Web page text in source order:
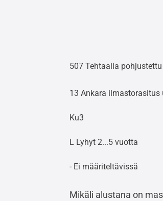
507 Tehtaalla
13 Ankara ilmastorasitus
Ku3
L Lyhyt 2...5 vuotta
- Ei määriteltävissä
Mikäli alustana on